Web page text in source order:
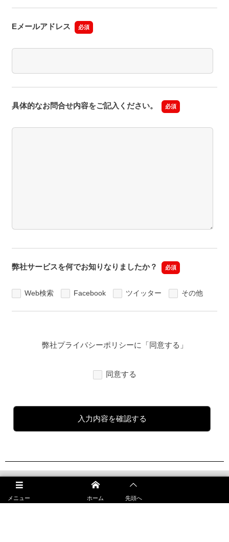
Eメールアドレス 必須
具体的なお問合せ内容をご記入ください。 必須
弊社サービスを何でお知りなりましたか？ 必須
Web検索 Facebook ツイッター その他
弊社プライバシーポリシーに「同意する」
同意する
メニュー ホーム 先頭へ